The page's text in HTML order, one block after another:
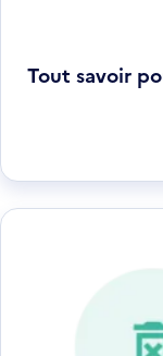
Tout savoir